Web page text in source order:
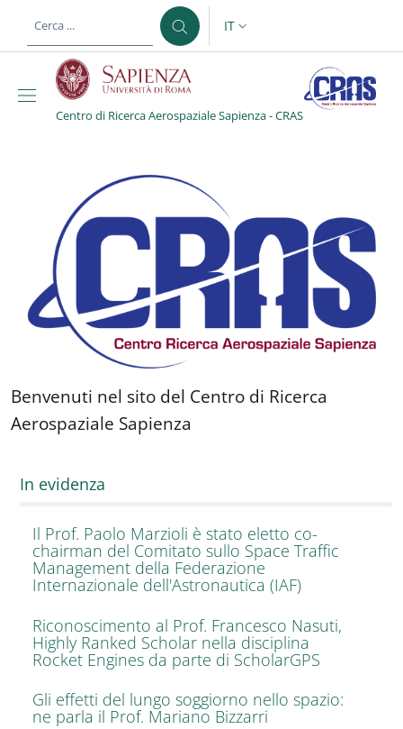
al contenuto principale
SELETTORE LINGUA:
IT
Centro di Ricerca Aerospaziale Sapienza - CRAS
Benvenuti nel sito del
Benvenuti nel sito del Centro di Ricerca
Aerospaziale Sapienza
In evidenza
Il Prof. Paolo Marzioli è stato eletto co-
chairman del Comitato sullo Space Traffic
Management della Federazione
Internazionale dell'Astronautica (IAF)
Riconoscimento al Prof. Francesco Nasuti,
Highly Ranked Scholar nella disciplina
Rocket Engines da parte di ScholarGPS
Gli effetti del lungo soggiorno nello spazio:
ne parla il Prof. Mariano Bizzarri